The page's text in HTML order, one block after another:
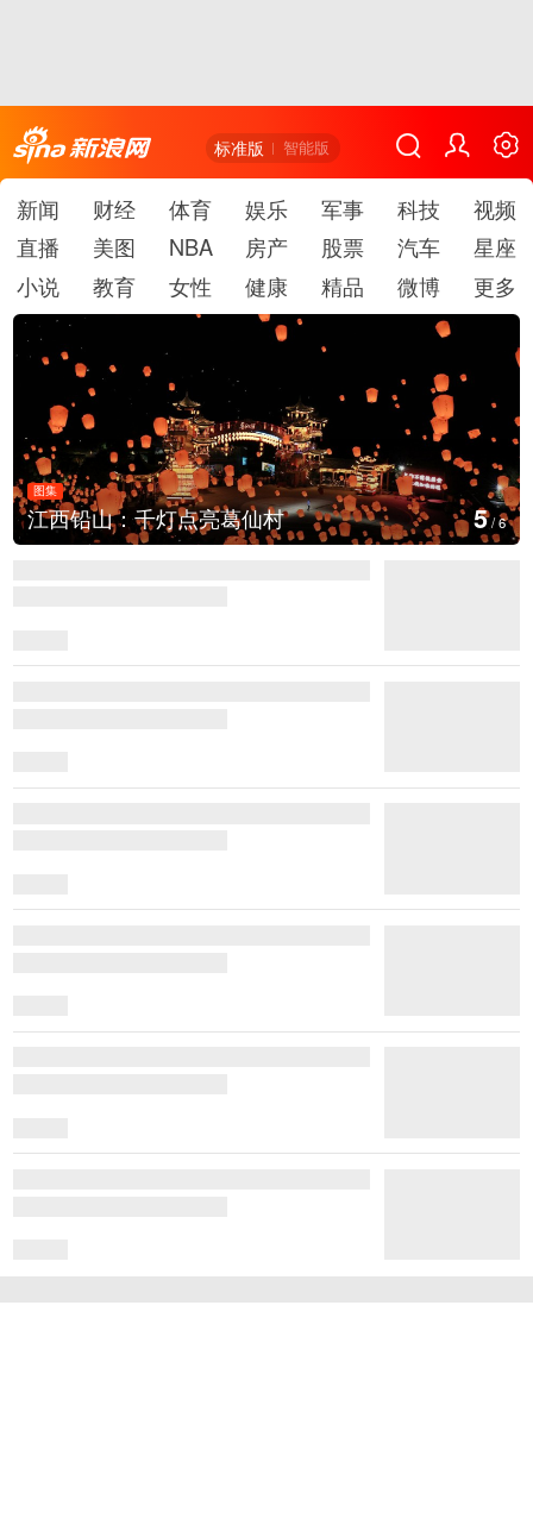
标准版 智能版
新闻 财经 体育 娱乐 军事 科技
视频
直播
美图 NBA 房产 股票 汽车
星座
小说
教育 女性 健康 精品 微博 更多
村
图集
上海：七彩稻田画迎最
6/6